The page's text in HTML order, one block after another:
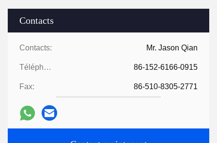
Contacts
Contacts: Mr. Jason Qian
Téléphone: 86-152-6166-0915
Fax: 86-510-8305-2771